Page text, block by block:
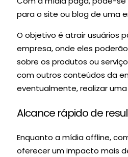
para o site ou blog de uma
O objetivo é atrair usuários
empresa, onde eles
sobre os produtos ou
com outros conteúdos da
eventualmente, realizar
Alcance rápido de
Enquanto a mídia offline,
oferecer um impacto mais